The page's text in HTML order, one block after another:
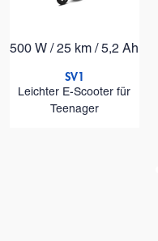
500 W / 25 km / 5,2 Ah
SV1
Leichter E-Scooter für
Teenager